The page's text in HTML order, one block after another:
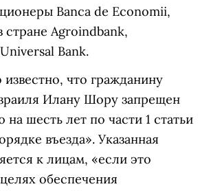
Banca de Economii,
стране Agroindbank,
Bank.
известно, что гражданину
Илану Шору запрещен
на шесть лет по части 1 статьи
въезда». Указанная
к лицам, «если это
обеспечения